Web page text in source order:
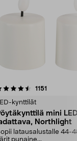
1151
kynttilät
mini
Northlight
latausalustalle 44-
4.5 viidestä